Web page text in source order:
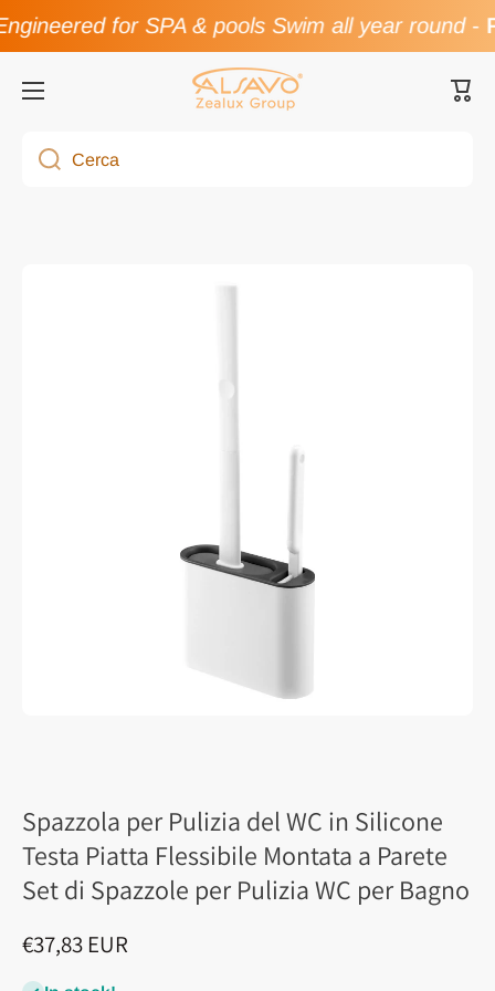
Vai direttamente ai contenuti
for SPA & pools Swim all year round-
Cerca
Spazzola per Pulizia del WC in Silicone
Testa Piatta Flessibile Montata a Parete
Set di Spazzole per Pulizia WC per Bagno
€37,83 EUR